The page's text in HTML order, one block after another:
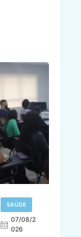
SAÚDE
07/08/2
026